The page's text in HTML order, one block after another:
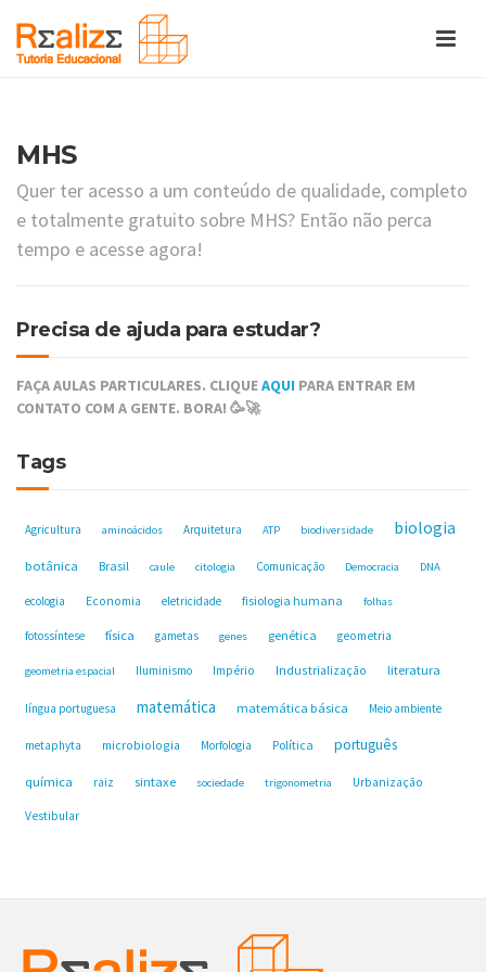
MHS
Quer ter acesso a um conteúdo de qualidade, completo
e totalmente gratuito sobre MHS? Então não perca
tempo e acesse agora!
Precisa de ajuda para estudar?
FAÇA AULAS PARTICULARES. CLIQUEAQUI PARA ENTRAR EM
CONTATO COM A GENTE. BORA! 🥳🚀
Tags
Agricultura aminoácidos Arquitetura ATP biodiversidade biologia
botânica Brasil caule citologia Comunicação Democracia DNA
ecologia Economia eletricidade fisiologia humana folhas
fotossíntese física gametas genes genética geometria
geometria espacial Iluminismo Império Industrialização literatura
língua portuguesa matemática matemática básica Meio ambiente
metaphyta microbiologia Morfologia Política português
química raiz sintaxe sociedade trigonometria Urbanização
Vestibular